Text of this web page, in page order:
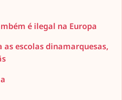
é ilegal na Europa
as escolas dinamarquesas,